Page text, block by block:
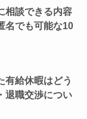
相談できる内容
名でも可能な10
有給休暇はどう
退職交渉につい